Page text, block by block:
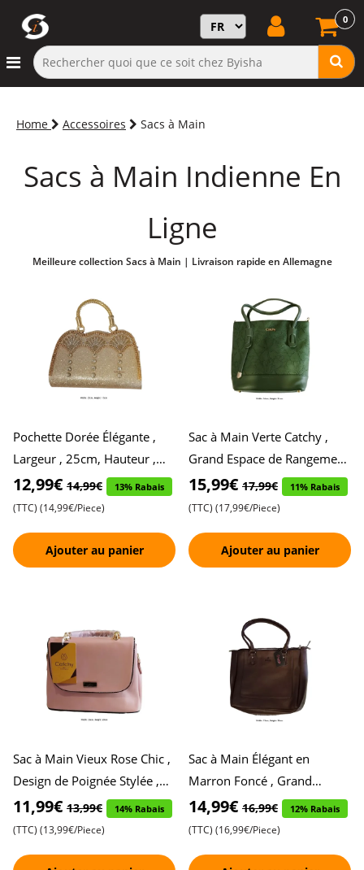
0
Home Accessoires Sacs à Main
Sacs à Main Indienne En
Ligne
Meilleure collection Sacs à Main | Livraison rapide en Allemagne
Pochette Dorée Élégante ,
Largeur , 25cm, Hauteur ,
15cm , Style et
Sophistication
12,99€ 14,99€ 13% Rabais
(TTC) (14,99€/Piece)
Ajouter au panier
Sac à Main Verte Catchy ,
Grand Espace de Rangement
, Idéal pour un Usage
Quotidien , Design Élégant
15,99€ 17,99€ 11% Rabais
(TTC) (17,99€/Piece)
Ajouter au panier
Sac à Main Vieux Rose Chic ,
Design de Poignée Stylée ,
Trois Compartiments de
Rangement Spacieux ,
11,99€ 13,99€ 14% Rabais
(TTC) (13,99€/Piece)
Sac à Main Élégant en
Marron Foncé , Grand
Espace de Rangement avec
Trois Fermetures Éclair ,
14,99€ 16,99€ 12% Rabais
(TTC) (16,99€/Piece)